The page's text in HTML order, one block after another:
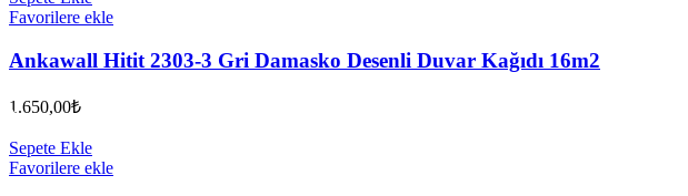
Favorilere ekle
Ankawall Hitit 2303-3 Gri Damasko Desenli Duvar Kağıdı 16m2
1.650,00₺
Sepete Ekle
Favorilere ekle